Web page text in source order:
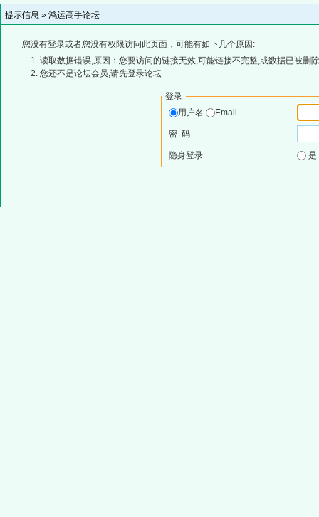
提示信息 » 鸿运高手论坛
您没有登录或者您没有权限访问此页面，可能有如下几个原因:
读取数据错误,原因：您要访问的链接无效,可能链接不完整,或数据已被删
您还不是论坛会员,请先登录论坛
登录
用户名
Email
密 码
隐身登录